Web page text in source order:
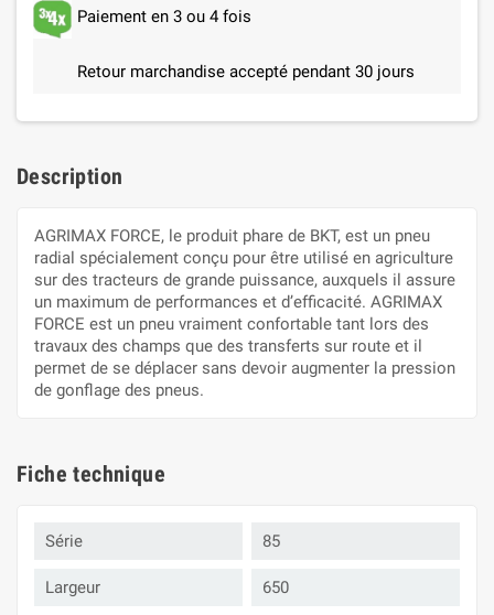
Paiement en 3 ou 4 fois
Retour marchandise accepté pendant 30 jours
Description
AGRIMAX FORCE, le produit phare de BKT, est un pneu
radial spécialement conçu pour être utilisé en agriculture
sur des tracteurs de grande puissance, auxquels il assure
un maximum de performances et d’efficacité. AGRIMAX
FORCE est un pneu vraiment confortable tant lors des
travaux des champs que des transferts sur route et il
permet de se déplacer sans devoir augmenter la pression
de gonflage des pneus.
Fiche technique
Série 85
Largeur 650